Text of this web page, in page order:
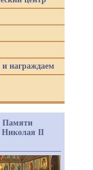
награждаем
Памяти
II